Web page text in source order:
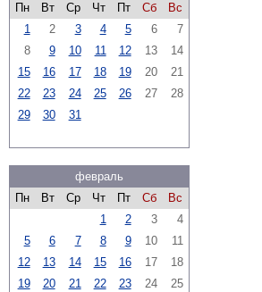
Пн
Вт Ср Чт Пт Сб
Вс
1
2 3 4 5 6
7
8
9 10 11 12 13
14
15
16 17 18 19 20
21
22
23 24 25 26 27
28
29
30 31
февраль
Пн
Вт Ср Чт Пт Сб
Вс
1
2 3
4
5
6 7 8 9 10
11
12
13 14 15 16 17
18
19
20 21 22 23 24
25